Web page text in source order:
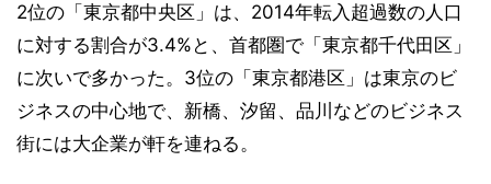
2位の「東京都中央区」は、2014年転入超過数の人口
に対する割合が3.4%と、首都圏で「東京都千代田区」
に次いで多かった。3位の「東京都港区」は東京のビ
ジネスの中心地で、新橋、汐留、品川などのビジネス
街には大企業が軒を連ねる。